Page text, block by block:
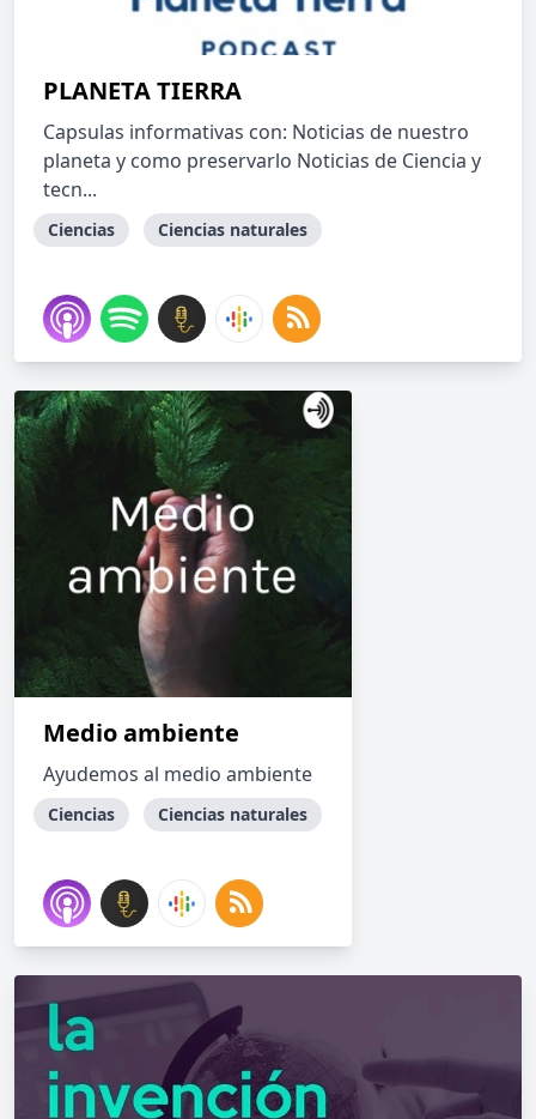
PLANETA TIERRA
Capsulas informativas con: Noticias de nuestro
planeta y como preservarlo Noticias de Ciencia y
tecn...
Ciencias Ciencias naturales
Medio ambiente
Ayudemos al medio ambiente
Ciencias Ciencias naturales